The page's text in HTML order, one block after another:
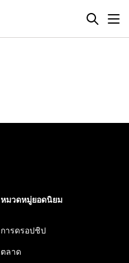
หมวดหมู่ยอดนิยม
การดรอปชิป
ตลาด